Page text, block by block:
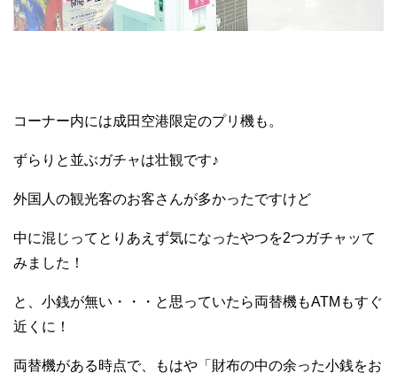
コーナー内には成田空港限定のプリ機も。
ずらりと並ぶガチャは壮観です♪
外国人の観光客のお客さんが多かったですけど
中に混じってとりあえず気になったやつを2つガチャッて
みました！
と、小銭が無い・・・と思っていたら両替機もATMもすぐ
近くに！
両替機がある時点で、もはや「財布の中の余った小銭をお